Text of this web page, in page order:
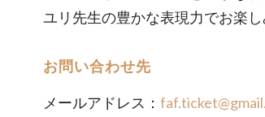
ユリ先生の豊かな表現力でお楽し
お問い合わせ先
メールアドレス：